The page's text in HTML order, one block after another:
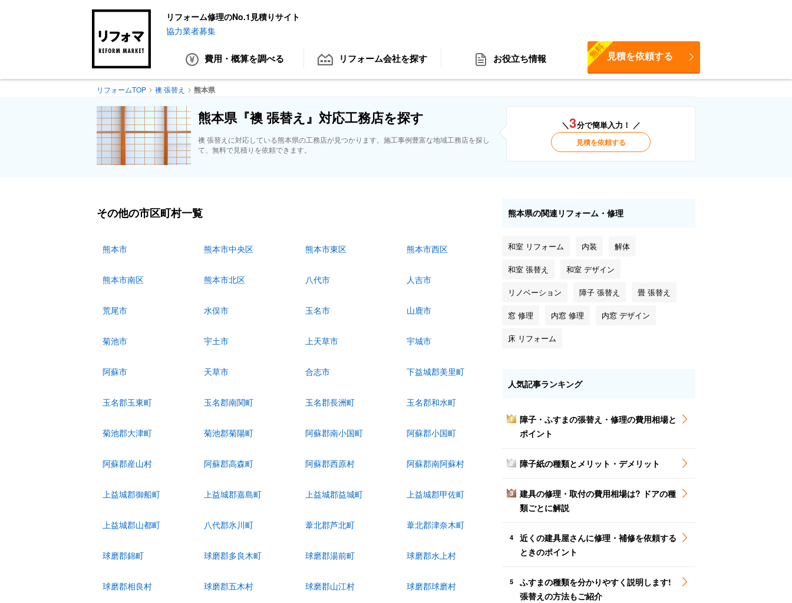
リフォーム修理のNo.1見積りサイト
協力業者募集
費用・概算を調べる リフォーム会社を探す お役立ち情報 見積を依頼する
無料
リフォームTOP 襖 張替え 熊本県
熊本県『襖 張替え』対応工務店を探す
襖 張替えに対応している熊本県の工務店が見つかります。施工事例豊富な地域工務店を探し
て、無料で見積りを依頼できます。
＼3分で簡単入力！ ／
見積を依頼する
その他の市区町村一覧
熊本市 熊本市中央区 熊本市東区 熊本市西区
熊本市南区 熊本市北区 八代市 人吉市
荒尾市 水俣市 玉名市 山鹿市
菊池市 宇土市 上天草市 宇城市
阿蘇市 天草市 合志市 下益城郡美里町
玉名郡玉東町 玉名郡南関町 玉名郡長洲町 玉名郡和水町
菊池郡大津町 菊池郡菊陽町 阿蘇郡南小国町 阿蘇郡小国町
阿蘇郡産山村 阿蘇郡高森町 阿蘇郡西原村 阿蘇郡南阿蘇村
上益城郡御船町 上益城郡嘉島町 上益城郡益城町 上益城郡甲佐町
上益城郡山都町 八代郡氷川町 葦北郡芦北町 葦北郡津奈木町
球磨郡錦町 球磨郡多良木町 球磨郡湯前町 球磨郡水上村
球磨郡相良村 球磨郡五木村 球磨郡山江村 球磨郡球磨村
熊本県の関連リフォーム・修理
和室 リフォーム 内装 解体
和室 張替え 和室 デザイン
リノベーション 障子 張替え 畳 張替え
窓 修理 内窓 修理 内窓 デザイン
床 リフォーム
人気記事ランキング
1
障子・ふすまの張替え・修理の費用相場と
ポイント
2 障子紙の種類とメリット・デメリット
3
建具の修理・取付の費用相場は? ドアの種
類ごとに解説
4
近くの建具屋さんに修理・補修を依頼する
ときのポイント
5
ふすまの種類を分かりやすく説明します!
張替えの方法もご紹介